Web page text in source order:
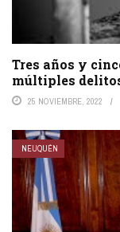
Tres años y
múltiples
25 NOVIEMBRE, 2022
NEUQUÉN